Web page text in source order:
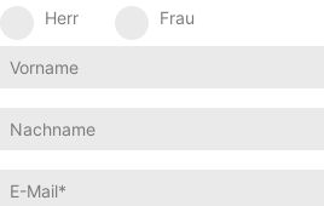
Herr Frau